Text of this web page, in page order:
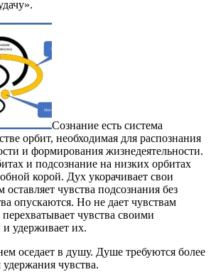
Сознание есть система
орбит, необходимая для распознания
и формирования жизнедеятельности.
и подсознание на низких орбитах
корой. Дух укорачивает свои
чувства подсознания без
опускаются. Но не дает чувствам
чувства своими
удерживает их.
оседает в душу. Душе требуются более
чувства.